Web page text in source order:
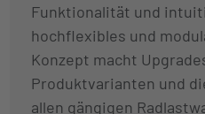
Funktionalität und
hochflexibles und
Konzept macht
Produktvarianten und
allen gängigen